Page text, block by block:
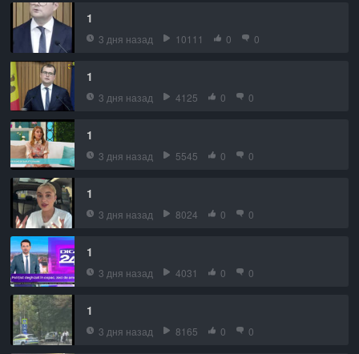
1
3 дня назад 10111 0 0
1
3 дня назад 4125 0 0
1
3 дня назад 5545 0 0
1
3 дня назад 8024 0 0
1
3 дня назад 4031 0 0
1
3 дня назад 8165 0 0